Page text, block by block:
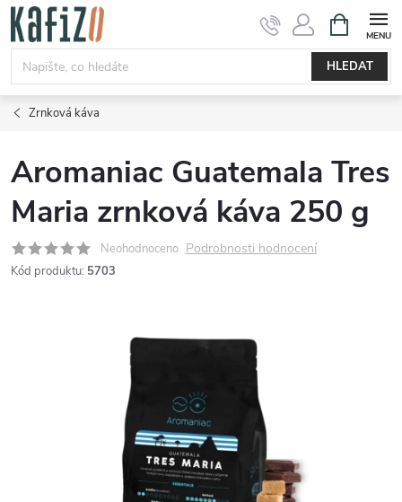
Přejít
obsah
HLEDAT
NÁKUPNÍ
KOŠÍK
Zrnková káva
Aromaniac Guatemala Tres
Maria zrnková káva 250 g
Neohodnoceno Podrobnosti hodnocení
Kód produktu: 5703